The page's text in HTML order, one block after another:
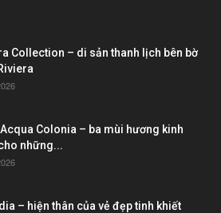
Collection – di sản thanh lịch bên bờ
Colonia – ba mùi hương kinh
những...
– hiện thân của vẻ đẹp tinh khiết